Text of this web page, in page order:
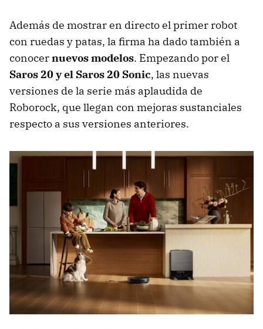
Además de mostrar en directo el primer robot
con ruedas y patas, la firma ha dado también a
conocernuevos modelos. Empezando por el
Saros20y el Saros 20 Sonic, las nuevas
versiones de la serie más aplaudida de
Roborock, que llegan con mejoras sustanciales
respecto a sus versiones anteriores.